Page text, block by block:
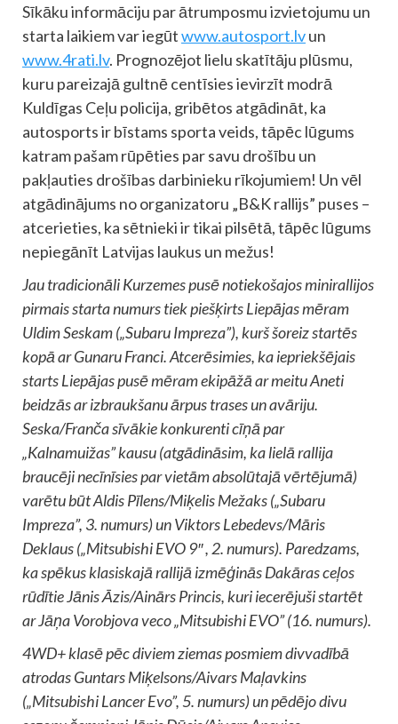
Sīkāku informāciju par ātrumposmu izvietojumu un
starta laikiem var iegūtwww.autosport.lvun
www.4rati.lv. Prognozējot lielu skatītāju plūsmu,
kuru pareizajā gultnē centīsies ievirzīt modrā
Kuldīgas Ceļu policija, gribētos atgādināt, ka
autosports ir bīstams sporta veids, tāpēc lūgums
katram pašam rūpēties par savu drošību un
pakļauties drošības darbinieku rīkojumiem! Un vēl
atgādinājums no organizatoru „B&K rallijs” puses –
atcerieties, ka sētnieki ir tikai pilsētā, tāpēc lūgums
nepiegānīt Latvijas laukus un mežus!
Jau tradicionāli Kurzemes pusē notiekošajos minirallijos
pirmais starta numurs tiek piešķirts Liepājas mēram
Uldim Seskam („Subaru Impreza”), kurš šoreiz startēs
kopā ar Gunaru Franci. Atcerēsimies, ka iepriekšējais
starts Liepājas pusē mēram ekipāžā ar meitu Aneti
beidzās ar izbraukšanu ārpus trases un avāriju.
Seska/Franča sīvākie konkurenti cīņā par
„Kalnamuižas” kausu (atgādināsim, ka lielā rallija
braucēji necīnīsies par vietām absolūtajā vērtējumā)
varētu būt Aldis Pīlens/Miķelis Mežaks („Subaru
Impreza”, 3. numurs) un Viktors Lebedevs/Māris
Deklaus („Mitsubishi EVO 9″ , 2. numurs). Paredzams,
ka spēkus klasiskajā rallijā izmēģinās Dakāras ceļos
rūdītie Jānis Āzis/Ainārs Princis, kuri iecerējuši startēt
ar Jāņa Vorobjova veco „Mitsubishi EVO” (16. numurs).
4WD+ klasē pēc diviem ziemas posmiem divvadībā
atrodas Guntars Miķelsons/Aivars Maļavkins
(„Mitsubishi Lancer Evo”, 5. numurs) un pēdējo divu